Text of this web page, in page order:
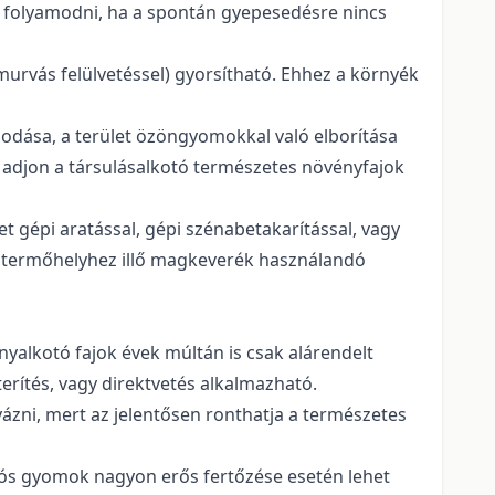
ha a spontán gyepesedésre nincs
felülvetéssel) gyorsítható. Ehhez a környék
a terület özöngyomokkal való elborítása
a társulásalkotó természetes növényfajok
gépi aratással, gépi szénabetakarítással, vagy
illő magkeverék használandó
fajok évek múltán is csak alárendelt
vagy direktvetés alkalmazható.
mert az jelentősen ronthatja a természetes
gyomok nagyon erős fertőzése esetén lehet